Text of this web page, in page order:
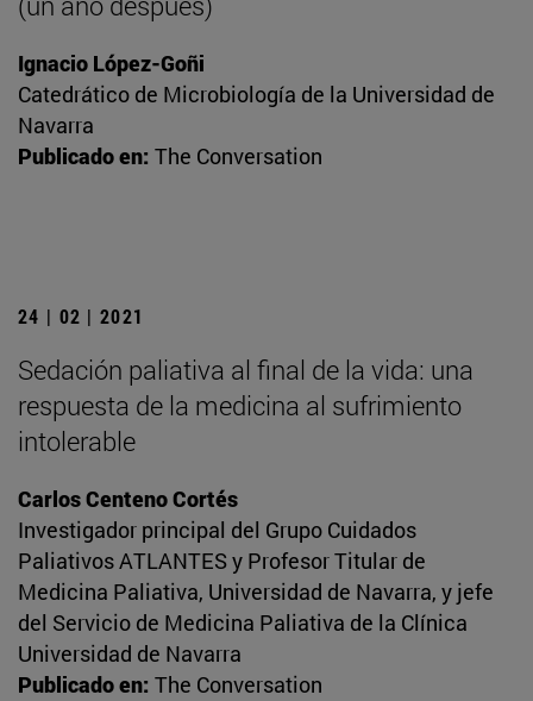
Ignacio López-Goñi
Catedrático de Microbiología de la Universidad de
Navarra
Publicado en: The Conversation
24 | 02 | 2021
Sedación paliativa al final de la vida: una
respuesta de la medicina al sufrimiento
intolerable
Carlos Centeno Cortés
Investigador principal del Grupo Cuidados
Paliativos ATLANTES y Profesor Titular de
Medicina Paliativa, Universidad de Navarra, y jefe
del Servicio de Medicina Paliativa de la Clínica
Universidad de Navarra
Publicado en: The Conversation